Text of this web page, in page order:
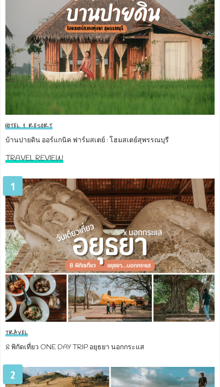
HOTEL & RESORT
บ้านปายดิน ออร์แกนิค ฟาร์มสเตย์ : โฮมสเตย์สุพรรณบุรี
TRAVEL REVIEW
1
TRAVEL
8 พิกัดเที่ยว ONE DAY TRIP อยุธยา นอกกระแส
2